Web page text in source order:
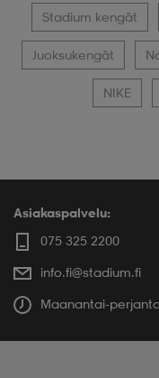
Stadium kengät
Juoksukengät
NIKE
Asiakaspalvelu:
075 325 2200
info.fi@stadium.fi
Maanantai-